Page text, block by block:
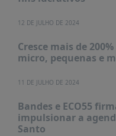
12 DE JULHO DE 2024
Cresce mais de
micro, pequenas e
11 DE JULHO DE 2024
Bandes e ECO55
impulsionar a
Santo